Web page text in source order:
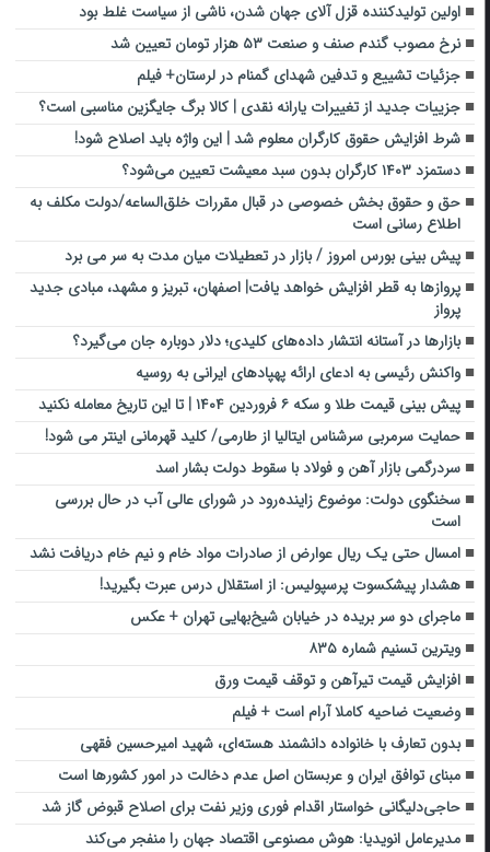
اولین تولیدکننده قزل آلای جهان شدن، ناشی از سیاست غلط بود
نرخ مصوب گندم صنف و صنعت ۵۳ هزار تومان تعیین شد
جزئیات تشییع و تدفین شهدای گمنام در لرستان+ فیلم
جزییات جدید از تغییرات یارانه نقدی | کالا برگ جایگزین مناسبی است؟
شرط افزایش حقوق کارگران معلوم شد | این واژه باید اصلاح شود!
دستمزد ۱۴۰۳ کارگران بدون سبد معیشت تعیین می‌شود؟
حق و حقوق بخش خصوصی در قبال مقررات خلق‌الساعه/دولت مکلف به
اطلاع رسانی است
پیش بینی بورس امروز / بازار در تعطیلات میان مدت به سر می برد
پروازها به قطر افزایش خواهد یافت| اصفهان، تبریز و مشهد، مبادی جدید
پرواز
بازارها در آستانه انتشار داده‌های کلیدی؛ دلار دوباره جان می‌گیرد؟
واکنش رئیسی به ادعای ارائه پهپاد‌های ایرانی به روسیه
پیش بینی قیمت طلا و سکه ۶ فروردین ۱۴۰۴ | تا این تاریخ معامله نکنید
حمایت سرمربی سرشناس ایتالیا از طارمی/ کلید قهرمانی اینتر می شود!
سردرگمی بازار آهن و فولاد با سقوط دولت بشار اسد
سخنگوی دولت: موضوع زاینده‌رود در شورای عالی آب در حال بررسی
است
امسال حتی یک ریال عوارض از صادرات مواد خام و نیم خام دریافت نشد
هشدار پیشکسوت پرسپولیس: از استقلال درس عبرت بگیرید!
ماجرای دو سر بریده در خیابان شیخ‌بهایی تهران + عکس
ویترین تسنیم شماره ۸۳۵
افزایش قیمت تیرآهن و توقف قیمت ورق
وضعیت ضاحیه کاملا آرام است + فیلم
بدون تعارف با خانواده دانشمند هسته‌ای، شهید امیرحسین فقهی
مبنای توافق ایران و عربستان اصل عدم دخالت در امور کشورها است
حاجی‌دلیگانی خواستار اقدام فوری وزیر نفت برای اصلاح قبوض گاز شد
مدیرعامل انویدیا: هوش مصنوعی اقتصاد جهان را منفجر می‌کند